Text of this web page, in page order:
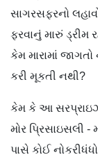
સાગરસફરનો
ફરવાનું મારું ડ્રીમ
કેમ મારામાં
કરી મૂકતી નથી?
કેમ કે આ સરપ્રાઇઝ
મોર પ્રિસાઇસલી
પાસે કોઈ